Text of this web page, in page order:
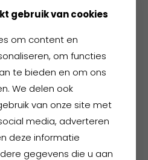
gebruik van cookies
om content en
om functies
te bieden en om ons
We delen ook
van onze site met
media, adverteren
deze informatie
gegevens die u aan